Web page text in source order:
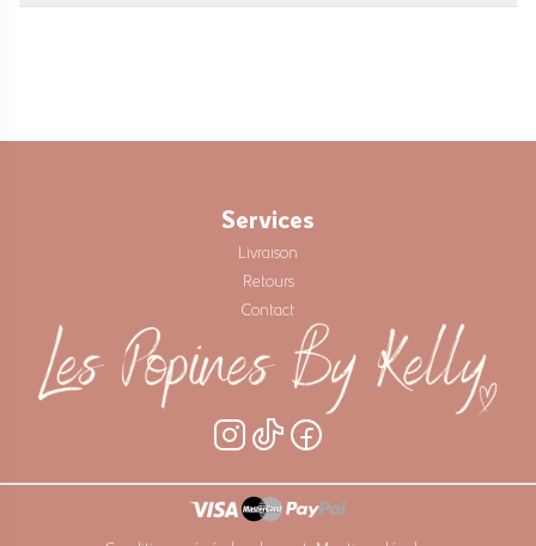
Services
Livraison
Retours
Contact